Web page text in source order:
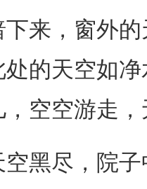
，窗外的
的天空如
空空游走
尽，院子